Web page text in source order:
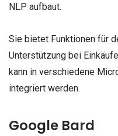
NLP aufbaut.
Sie bietet Funktionen für
Unterstützung bei
kann in verschiedene
integriert werden.
Google Bard